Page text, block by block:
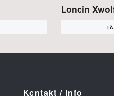
Loncin
Kontakt / Info